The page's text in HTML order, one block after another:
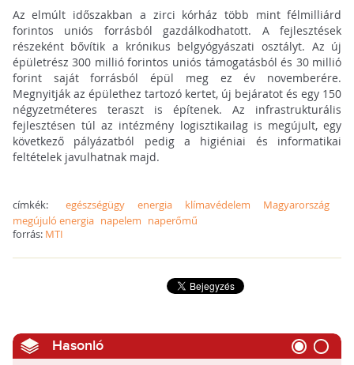
Az elmúlt időszakban a zirci kórház több mint félmilliárd
forintos uniós forrásból gazdálkodhatott. A fejlesztések
részeként bővítik a krónikus belgyógyászati osztályt. Az új
épületrész 300 millió forintos uniós támogatásból és 30 millió
forint saját forrásból épül meg ez év novemberére.
Megnyitják az épülethez tartozó kertet, új bejáratot és egy 150
négyzetméteres teraszt is építenek. Az infrastrukturális
fejlesztésen túl az intézmény logisztikailag is megújult, egy
következő pályázatból pedig a higiéniai és informatikai
feltételek javulhatnak majd.
címkék: egészségügy energia klímavédelem
Magyarország
megújuló energia napelem naperőmű
forrás: MTI
Hasonló